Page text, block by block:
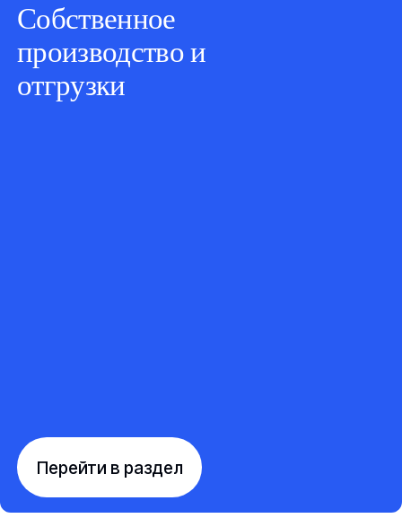
Собственное
производство и
отгрузки
Перейти в раздел